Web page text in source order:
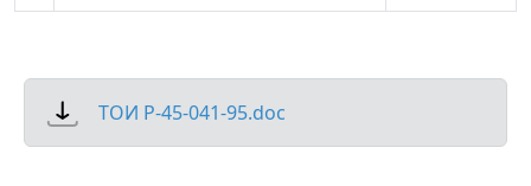
ТОИ Р-45-041-95.doc